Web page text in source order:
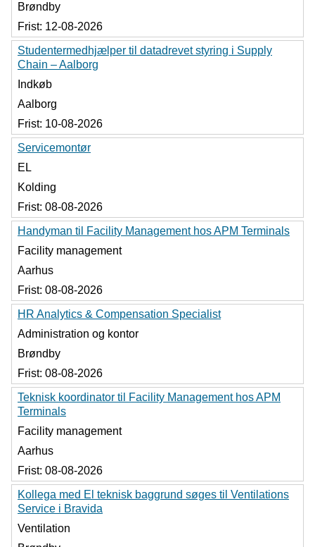
Brøndby
Frist: 12-08-2026
Studentermedhjælper til datadrevet styring i Supply
Chain – Aalborg
Indkøb
Aalborg
Frist: 10-08-2026
Servicemontør
EL
Kolding
Frist: 08-08-2026
Handyman til Facility Management hos APM Terminals
Facility management
Aarhus
Frist: 08-08-2026
HR Analytics & Compensation Specialist
Administration og kontor
Brøndby
Frist: 08-08-2026
Teknisk koordinator til Facility Management hos APM
Terminals
Facility management
Aarhus
Frist: 08-08-2026
Kollega med El teknisk baggrund søges til Ventilations
Service i Bravida
Ventilation